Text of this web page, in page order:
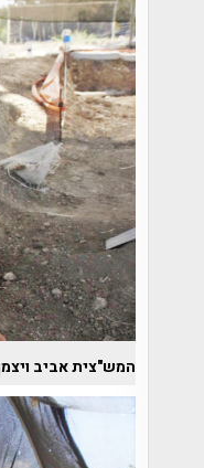
המש"צית אביב